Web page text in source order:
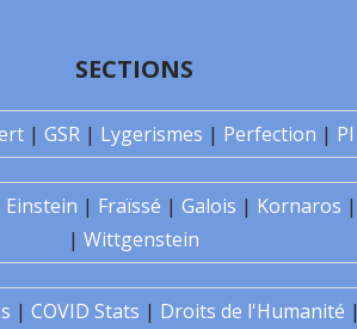
SECTIONS
| GSR | Lygerismes | Perfection | PI
Einstein | Fraïssé | Galois | Kornaros |
| Wittgenstein
| COVID Stats | Droits de l'Humanité |